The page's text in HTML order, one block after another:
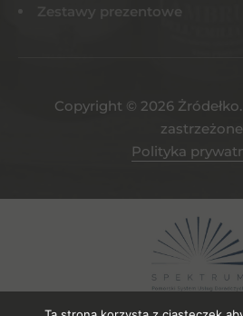
Zestawy prezentowe
Copyright © 2026
Polityka